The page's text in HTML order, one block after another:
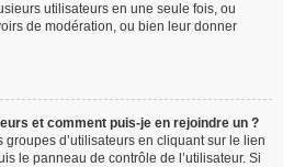
utilisateurs en une seule fois, ou
de modération, ou bien leur donner
et comment puis-je en rejoindre un ?
d’utilisateurs en cliquant sur le lien
le panneau de contrôle de l’utilisateur. Si